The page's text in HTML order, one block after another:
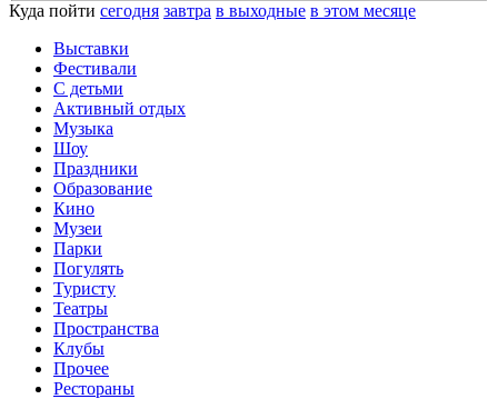
Куда пойти сегодня завтра в выходные в этом месяце
Выставки
Фестивали
С детьми
Активный отдых
Музыка
Шоу
Праздники
Образование
Кино
Музеи
Парки
Погулять
Туристу
Театры
Пространства
Клубы
Прочее
Рестораны